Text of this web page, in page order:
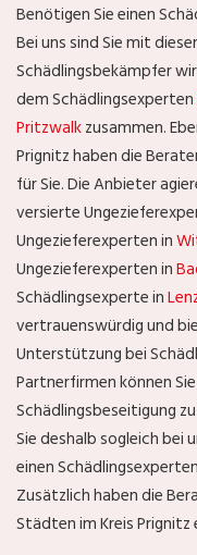
Benötigen Sie einen
Bei uns sind Sie mit
Schädlingsbekämpfer
dem Schädlingsexperten
Pritzwalkzusammen.
Prignitz haben die
für Sie. Die Anbieter
versierte
Ungezieferexperten in
Ungezieferexperten in
Schädlingsexperte in
vertrauenswürdig und
Unterstützung bei
Partnerfirmen können
Schädlingsbeseitigung
Sie deshalb sogleich bei
einen
Zusätzlich haben die
Städten im Kreis Prignitz